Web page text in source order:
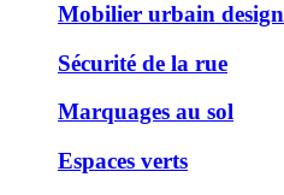
Mobilier urbain design
Sécurité de la rue
Marquages au sol
Espaces verts